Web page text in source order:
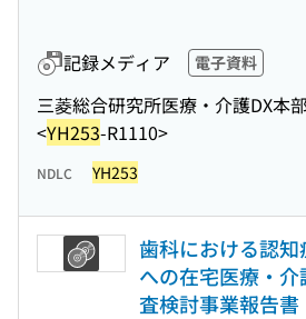
記録メディア 電子資料
三菱総合研究所医療・介護DX本
<YH253-R1110>
NDLC YH253
歯科における認
への在宅医療・
査検討事業報告書